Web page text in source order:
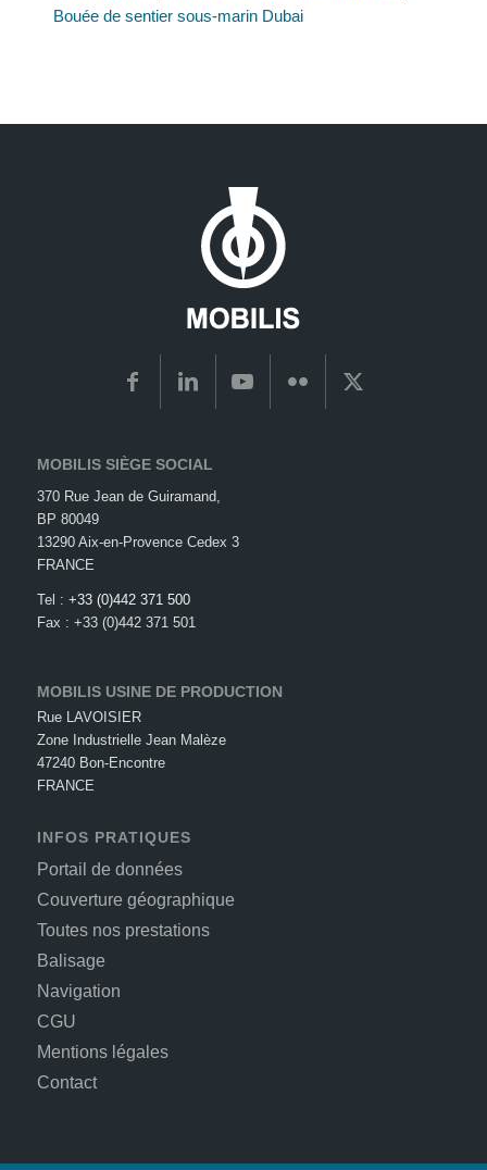
Bouée de sentier sous-marin Dubai
MOBILIS SIÈGE SOCIAL
370 Rue Jean de Guiramand,
BP 80049
13290 Aix-en-Provence Cedex 3
FRANCE
Tel : +33 (0)442 371 500
Fax : +33 (0)442 371 501
MOBILIS USINE DE PRODUCTION
Rue LAVOISIER
Zone Industrielle Jean Malèze
47240 Bon-Encontre
FRANCE
INFOS PRATIQUES
Portail de données
Couverture géographique
Toutes nos prestations
Balisage
Navigation
CGU
Mentions légales
Contact